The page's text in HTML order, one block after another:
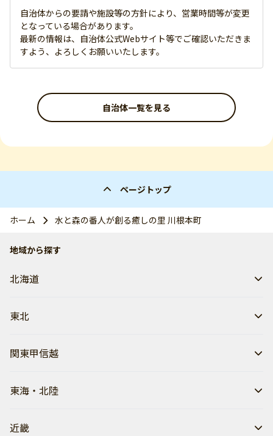
自治体からの要請や施設等の方針により、営業時間等が変更
となっている場合があります。
最新の情報は、自治体公式Webサイト等でご確認いただきま
すよう、よろしくお願いいたします。
自治体一覧を見る
ページトップ
ホーム 水と森の番人が創る癒しの里 川根本町
地域から探す
北海道
東北
関東甲信越
東海・北陸
近畿